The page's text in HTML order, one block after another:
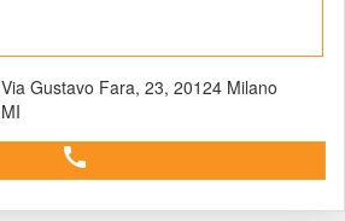
Via Gustavo Fara, 23, 20124 Milano
MI
call